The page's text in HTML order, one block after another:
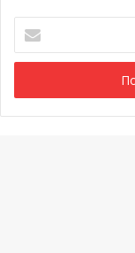
Email
адрес